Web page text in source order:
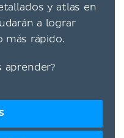
y atlas en
a lograr
más rápido.
aprender?